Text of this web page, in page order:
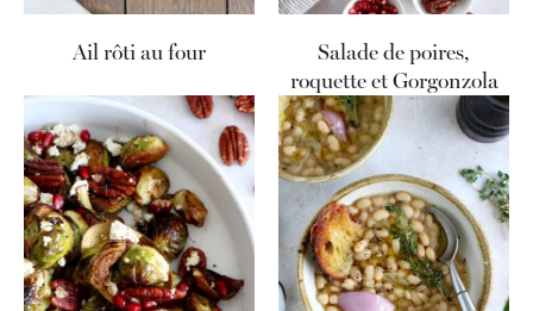
Ail rôti au four
Salade de poires,
roquette et Gorgonzola